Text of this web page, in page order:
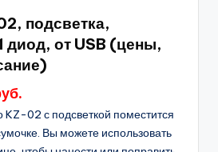
подсветка,
диод, от USB (цены,
KZ-02 с подсветкой поместится
Вы можете использовать